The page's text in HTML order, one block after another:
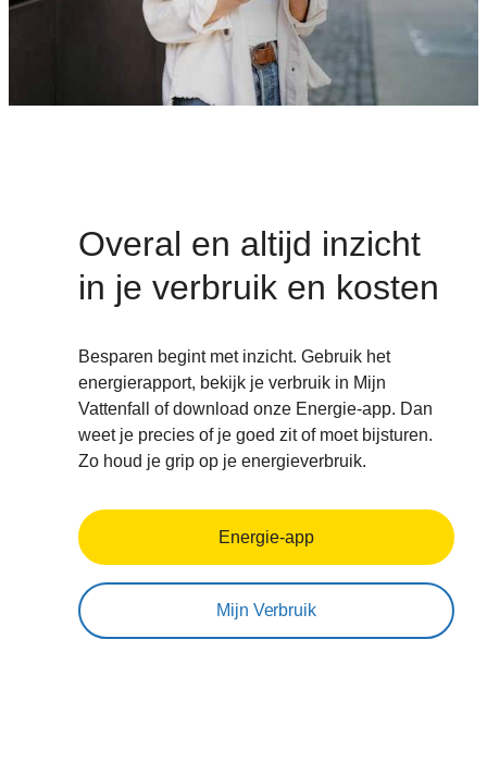
Overal en altijd inzicht
in je verbruik en kosten
Besparen begint met inzicht. Gebruik het
energierapport, bekijk je verbruik in Mijn
Vattenfall of download onze Energie-app. Dan
weet je precies of je goed zit of moet bijsturen.
Zo houd je grip op je energieverbruik.
Energie-app
Mijn Verbruik